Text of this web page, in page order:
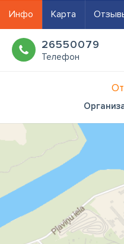
Инфо Карта
26550079
Телефон